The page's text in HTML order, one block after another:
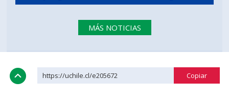
MÁS NOTICIAS
https://uchile.cl/e205672